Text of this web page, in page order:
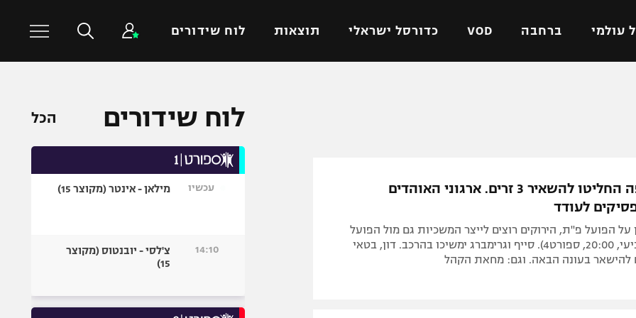
עולמי ברחבה VOD כדורסל ישראלי תוצאות לוח שידורים
ליגה איטלקית
ליגה צרפתית
הפועל ירושלים
כדורסל עולמי
כדורעף
ספורט אולימפי
היאבקות WWE
במכבי חיפה החליטו להשאיר 3 זרים. ארגוני האוהדים
לעודד
על הפועל פ"ת, הירוקים רוצים לייצר המשכיות גם מול הפועל
באר שבע (רביעי, 20:00, ספורט4). סייף וגרימברג ימשיכו בהרכב. דון, בטאי
להישאר בעונה הבאה. וגם: מחאת הקהל
לוח שידורים הכל
עכשיו מילאן - אינטר (מקוצר 15)
14:10
צ'לסי - יובנטוס (מקוצר
15)